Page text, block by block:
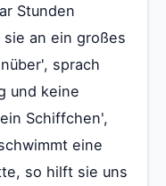
Stunden
an ein großes
sprach
und keine
Schiffchen',
eine
so hilft sie uns